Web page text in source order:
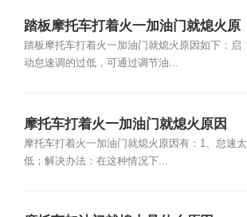
踏板摩托车打着火一加油门就熄火原
因
踏板摩托车打着火一加油门就熄火原因如下：启
动怠速调的过低，可通过调节油...
摩托车打着火一加油门就熄火原因
摩托车打着火一加油门就熄火原因有：1、怠速太
低；解决办法：在这种情况下...